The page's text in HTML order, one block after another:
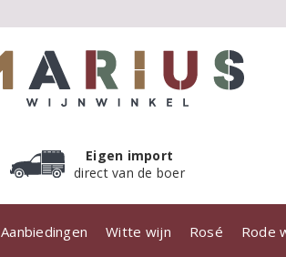
Eigen import
direct van de boer
Aanbiedingen Witte wijn Rosé Rode